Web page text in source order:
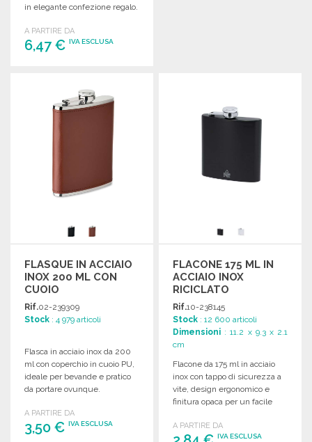
in elegante confezione regalo.
A PARTIRE DA
6,47 € IVA ESCLUSA
Richiedi un preventivo
FLASQUE IN ACCIAIO
INOX 200 ML CON
CUOIO
Rif.02-239309
Stock : 4 979 articoli
Flasca in acciaio inox da 200
ml con coperchio in cuoio PU,
ideale per bevande e pratico
da portare ovunque.
A PARTIRE DA
3,50 € IVA ESCLUSA
FLACONE 175 ML IN
ACCIAIO INOX
RICICLATO
Rif.10-238145
Stock : 12 600 articoli
Dimensioni : 11.2 x 9.3 x 2.1
cm
Flacone da 175 ml in acciaio
inox con tappo di sicurezza a
vite, design ergonomico e
finitura opaca per un facile
A PARTIRE DA
IVA ESCLUSA